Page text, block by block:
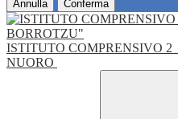
Annulla Conferma
ISTITUTO COMPRENSIVO 2
NUORO